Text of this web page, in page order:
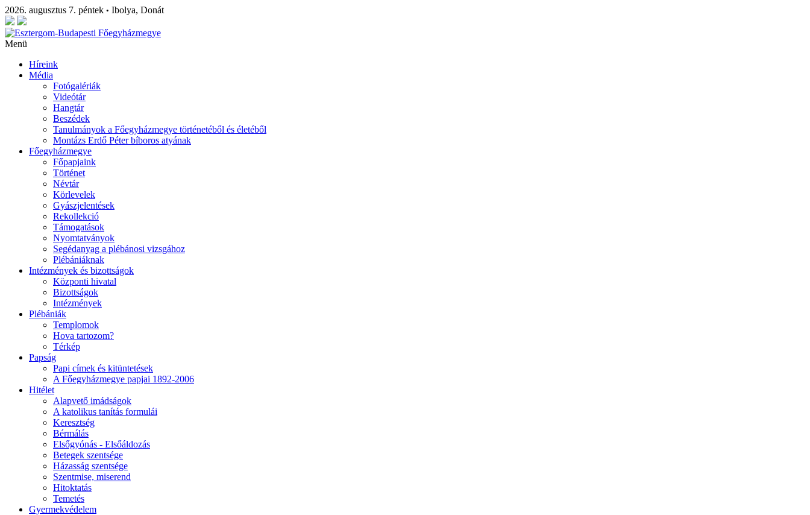
2026. augusztus 7. péntek • Ibolya, Donát
Menü
Híreink
Média
Fotógalériák
Videótár
Hangtár
Beszédek
Tanulmányok a Főegyházmegye történetéből és életéből
Montázs Erdő Péter bíboros atyának
Főegyházmegye
Főpapjaink
Történet
Névtár
Körlevelek
Gyászjelentések
Rekollekció
Támogatások
Nyomtatványok
Segédanyag a plébánosi vizsgához
Plébániáknak
Intézmények és bizottságok
Központi hivatal
Bizottságok
Intézmények
Plébániák
Templomok
Hova tartozom?
Térkép
Papság
Papi címek és kitüntetések
A Főegyházmegye papjai 1892-2006
Hitélet
Alapvető imádságok
A katolikus tanítás formulái
Keresztség
Bérmálás
Elsőgyónás - Elsőáldozás
Betegek szentsége
Házasság szentsége
Szentmise, miserend
Hitoktatás
Temetés
Gyermekvédelem